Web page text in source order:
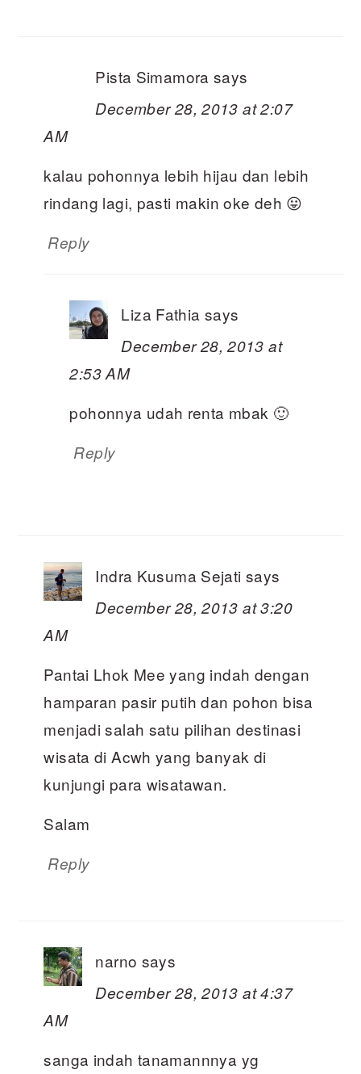
Pista Simamora says
December 28, 2013 at 2:07
AM
kalau pohonnya lebih hijau dan lebih
rindang lagi, pasti makin oke deh 😛
Reply
Liza Fathia says
December 28, 2013 at
2:53 AM
pohonnya udah renta mbak 🙂
Reply
Indra Kusuma Sejati says
December 28, 2013 at 3:20
AM
Pantai Lhok Mee yang indah dengan
hamparan pasir putih dan pohon bisa
menjadi salah satu pilihan destinasi
wisata di Acwh yang banyak di
kunjungi para wisatawan.
Salam
Reply
narno says
December 28, 2013 at 4:37
AM
sanga indah tanamannnya yg